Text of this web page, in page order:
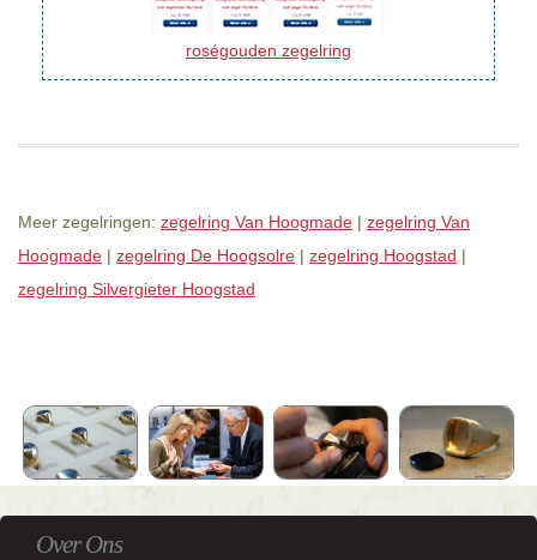
roségouden zegelring
Meer zegelringen: zegelring Van Hoogmade | zegelring Van
Hoogmade | zegelring De Hoogsolre | zegelring Hoogstad |
zegelring Silvergieter Hoogstad
Over Ons